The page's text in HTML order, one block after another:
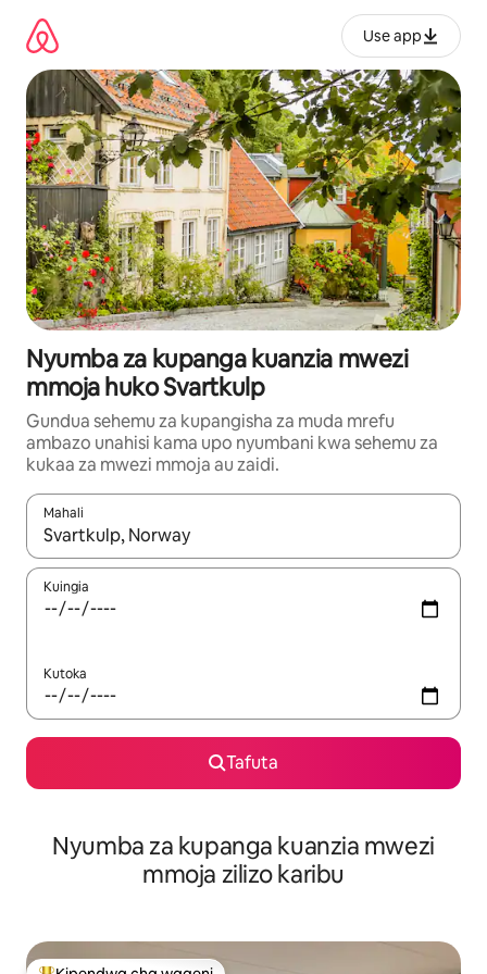
kwenda
kwenye
maudhui
Use app
Nyumba za kupanga kuanzia mwezi
mmoja huko Svartkulp
Gundua sehemu za kupangisha za muda mrefu
ambazo unahisi kama upo nyumbani kwa sehemu za
kukaa za mwezi mmoja au zaidi.
Mahali
Wakati matokeo yanapatikana, vinjari kwa kutumia vitufe vya
Kuingia
Kutoka
Tafuta
Nyumba za kupanga kuanzia mwezi
mmoja zilizo karibu